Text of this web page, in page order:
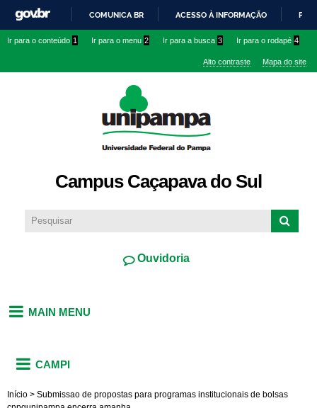
conteúdo
IR
O
COMUNICA BR ACESSO À INFORMAÇÃO
Ir para o conteúdo 1 Ir para o menu 2 Ir para a busca 3 Ir para o rodapé 4
Alto contraste Mapa do site
Campus Caçapava do Sul
Ouvidoria
MAIN MENU
CAMPI
Início > Submissao de propostas para programas institucionais de bolsas